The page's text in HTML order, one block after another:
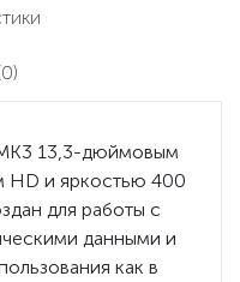
13,3-дюймовым
HD и яркостью 400
для работы с
данными и
как в